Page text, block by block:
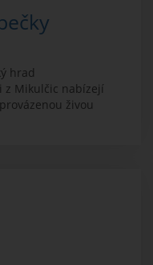
hrad
z Mikulčic nabízejí
živou